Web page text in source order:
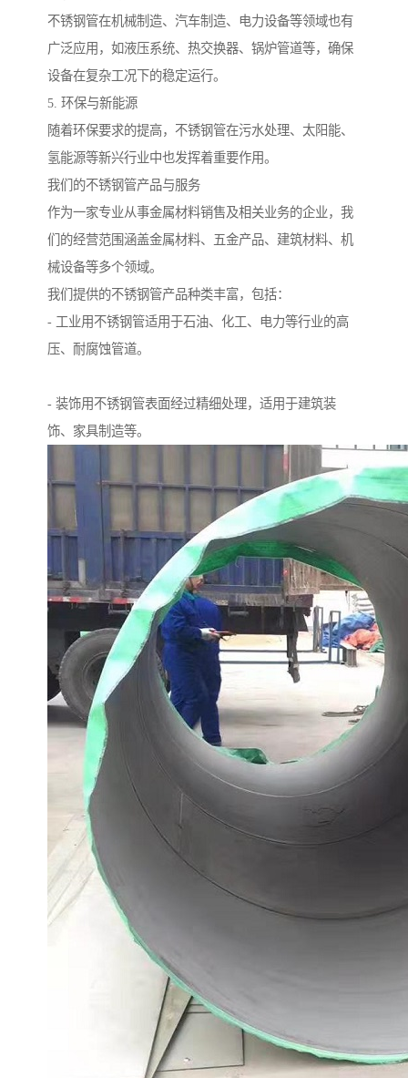
不锈钢管在机械制造、汽车制造、电力设备等领域也有
广泛应用，如液压系统、热交换器、锅炉管道等，确保
设备在复杂工况下的稳定运行。
5. 环保与新能源
随着环保要求的提高，不锈钢管在污水处理、太阳能、
氢能源等新兴行业中也发挥着重要作用。
我们的不锈钢管产品与服务
作为一家专业从事金属材料销售及相关业务的企业，我
们的经营范围涵盖金属材料、五金产品、建筑材料、机
械设备等多个领域。
我们提供的不锈钢管产品种类丰富，包括：
- 工业用不锈钢管适用于石油、化工、电力等行业的高
压、耐腐蚀管道。
- 装饰用不锈钢管表面经过精细处理，适用于建筑装
饰、家具制造等。